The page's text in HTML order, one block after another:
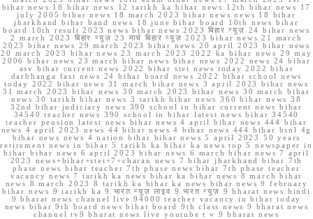
bihar news 18 bihar news 12 tarikh ka bihar news 12th bihar news 17
july 2005 bihar news 18 march 2023 bihar news news 18 bihar
jharkhand bihar band news 18 june bihar board 10th news bihar
board 10th result 2023 news bihar news 2023 बिहार न्यूज़ 24 bihar news
2 march 2023 बिहार न्यूज़ 23 मार्च बिहार न्यूज़ 2023 bihar news 21 march
2023 bihar news 29 march 2023 bihar news 20 april 2023 bihar news
20 march 2023 bihar news 23 march 2023 2022 ka bihar news 29 may
2006 bihar news 23 march bihar news bihar news 2022 news 24 bihar
asv bihar current news 2022 bihar stet news today 2022 bihar
darbhanga fast news 24 bihar board news 2022 bihar school news
today 2022 bihar news 31 march bihar news 3 april 2023 bihar news
31 march 2023 bihar news 30 march 2023 bihar news 30 march bihar
news 30 tarikh bihar news 3 tarikh bihar news 360 bihar news 38
32nd bihar judiciary news 390 school in bihar current news bihar
34540 teacher news 390 school in bihar latest news bihar 34540
teacher pension latest news bihar news 4 april bihar news 444 bihar
news 4 april 2023 news 44 bihar news 4 bihar news 444 bihar bsnl 4g
bihar news news 4 nation bihar bihar news 5 april 2023 50 years
retirement news in bihar 5 tarikh ka bihar ka news top 5 newspaper in
bihar bihar news 6 april 2023 bihar news 6 march bihar news 7 april
2023 news+bihar+stet+7+charan news 7 bihar jharkhand bihar 7th
phase news bihar teacher 7th phase news bihar 7th phase teacher
vacancy news 7 tarikh ka news bihar ka bihar news 8 march bihar
news 8 march 2023 8 tarikh ka bihar ka news bihar news 9 february
bihar news 9 tarikh ka 9 भारत न्यूज़ लाइव 9 भारत न्यूज़ 9 bharat news hindi
9 bharat news channel live 94000 teacher vacancy in bihar today
news bihar 9th board news bihar board 9th class news 9 bharat news
channel tv9 bharat news live youtube t v 9 bharat news